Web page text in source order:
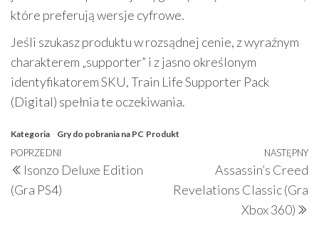
które preferują wersje cyfrowe.
Jeśli szukasz produktu w rozsądnej cenie, z wyraźnym
charakterem „supporter” i z jasno określonym
identyfikatorem SKU, Train Life Supporter Pack
(Digital) spełnia te oczekiwania.
Kategoria Gry do pobrania na PC Produkt
Nawigacja
wpisu
Poprzedni
wpis
POPRZEDNI
Isonzo Deluxe Edition
(Gra PS4)
NASTĘPNY
Assassin’s Creed
Revelations Classic (Gra
Xbox 360)